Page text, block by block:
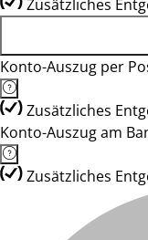
Zusätzliches
Konto-Auszug per
Zusätzliches
Konto-Auszug am
Zusätzliches